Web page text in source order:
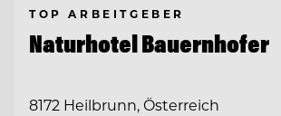
TOP ARBEITGEBER
Naturhotel Bauernhofer
8172 Heilbrunn, Österreich